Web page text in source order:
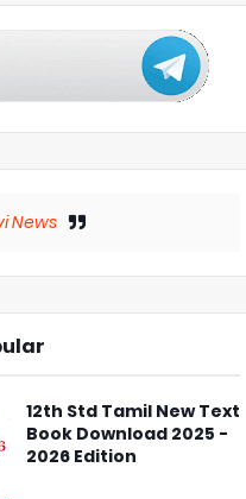
News
12th Std Tamil New Text
Book Download 2025 -
2026 Edition